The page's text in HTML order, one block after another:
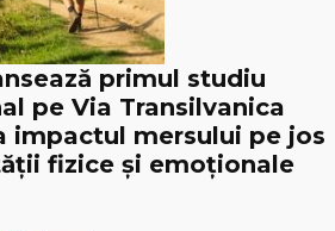
primul studiu
pe Via Transilvanica
impactul mersului pe jos
fizice și emoționale